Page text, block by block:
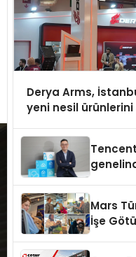
Derya Arms,
yeni nesil
Mars
İşe